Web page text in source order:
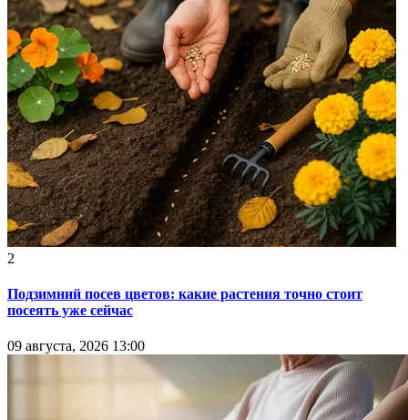
2
Подзимний посев цветов: какие растения точно стоит
посеять уже сейчас
09 августа, 2026 13:00